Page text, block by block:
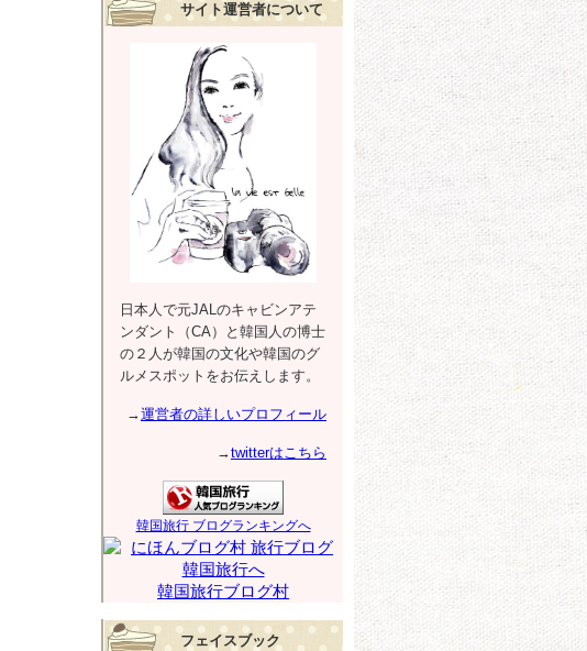
サイト運営者について
日本人で元JALのキャビンアテ
ンダント（CA）と韓国人の博士
の２人が韓国の文化や韓国のグ
ルメスポットをお伝えします。
→運営者の詳しいプロフィール
→twitterはこちら
韓国旅行 ブログランキングへ
韓国旅行ブログ村
フェイスブック